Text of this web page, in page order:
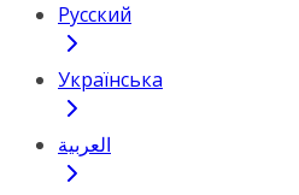
Русский
Українська
العربية